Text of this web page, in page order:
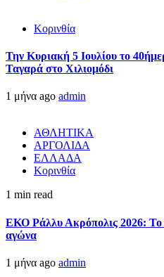
Κορινθία
Την Κυριακή 5 Ιουλίου το
Ταγαρά στο Χιλιομόδι
1 μήνα ago admin
ΑΘΛΗΤΙΚΑ
ΑΡΓΟΛΙΔΑ
ΕΛΛΑΔΑ
Κορινθία
1 min read
ΕΚΟ Ράλλυ Ακρόπολις 2026: Το
αγώνα
1 μήνα ago admin